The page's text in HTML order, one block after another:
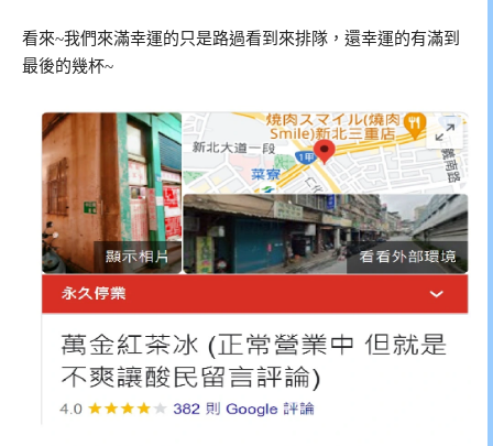
看來~我們來滿幸運的只是路過看到來排隊，還幸運的有滿到
最後的幾杯~